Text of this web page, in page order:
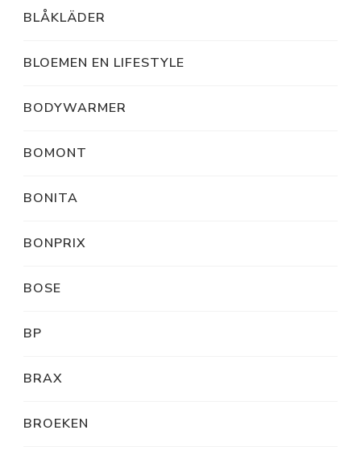
BLÅKLÄDER
BLOEMEN EN LIFESTYLE
BODYWARMER
BOMONT
BONITA
BONPRIX
BOSE
BP
BRAX
BROEKEN